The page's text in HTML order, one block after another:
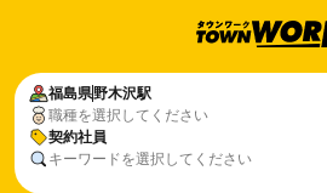
福島県野木沢駅
職種を選択してください
契約社員
キーワードを選択してください